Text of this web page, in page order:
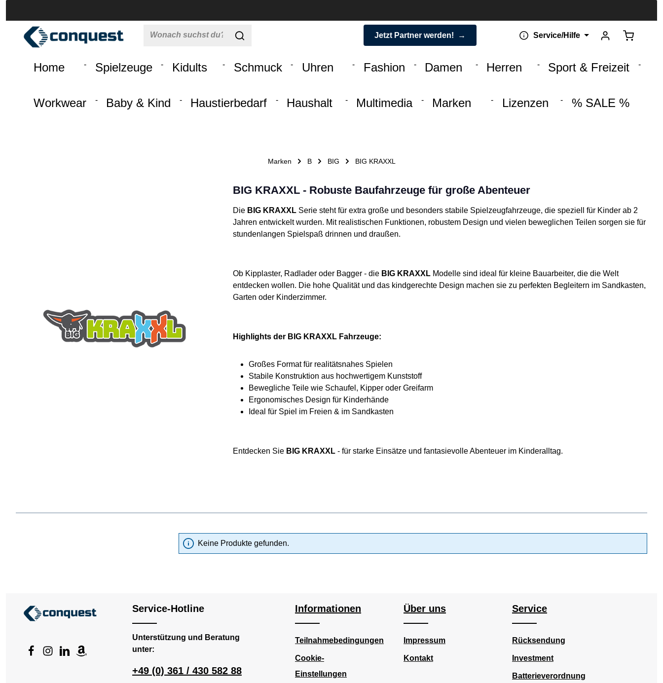
Jetzt Partner werden! Service/Hilfe
Home Spielzeuge Kidults Schmuck Uhren Fashion Damen Herren Sport & Freizeit
Workwear Baby & Kind Haustierbedarf Haushalt Multimedia Marken Lizenzen % SALE %
Marken B BIG BIG KRAXXL
BIG KRAXXL - Robuste Baufahrzeuge für große Abenteuer
Die BIG KRAXXL Serie steht für extra große und besonders stabile Spielzeugfahrzeuge, die speziell für Kinder ab 2
Jahren entwickelt wurden. Mit realistischen Funktionen, robustem Design und vielen beweglichen Teilen sorgen sie für
stundenlangen Spielspaß drinnen und draußen.
Ob Kipplaster, Radlader oder Bagger - die BIG KRAXXL Modelle sind ideal für kleine Bauarbeiter, die die Welt
entdecken wollen. Die hohe Qualität und das kindgerechte Design machen sie zu perfekten Begleitern im Sandkasten,
Garten oder Kinderzimmer.
Highlights der BIG KRAXXL Fahrzeuge:
Großes Format für realitätsnahes Spielen
Stabile Konstruktion aus hochwertigem Kunststoff
Bewegliche Teile wie Schaufel, Kipper oder Greifarm
Ergonomisches Design für Kinderhände
Ideal für Spiel im Freien & im Sandkasten
Entdecken Sie BIG KRAXXL - für starke Einsätze und fantasievolle Abenteuer im Kinderalltag.
Keine Produkte gefunden.
Service-Hotline
Unterstützung und Beratung
unter:
+49 (0) 361 / 430 582 88
Informationen
Teilnahmebedingungen
Cookie-
Einstellungen
Über uns
Impressum
Kontakt
Service
Rücksendung
Investment
Batterieverordnung